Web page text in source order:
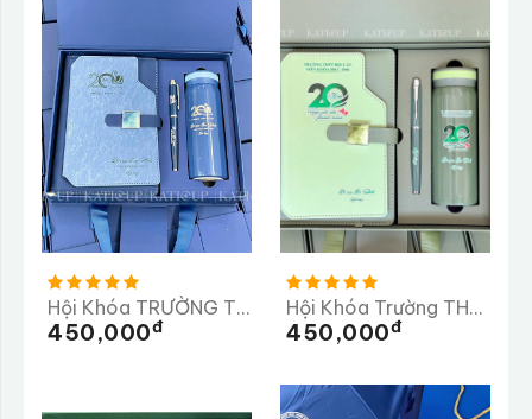
Hội Khóa TRƯỜNG THPT CƯ JÚT
450,000Đ
Hội Khóa Trường THPT Đội Cấn
450,000Đ